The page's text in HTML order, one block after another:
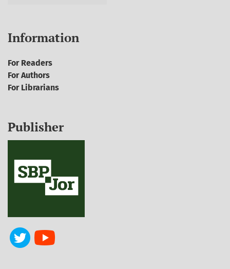
Information
For Readers
For Authors
For Librarians
Publisher